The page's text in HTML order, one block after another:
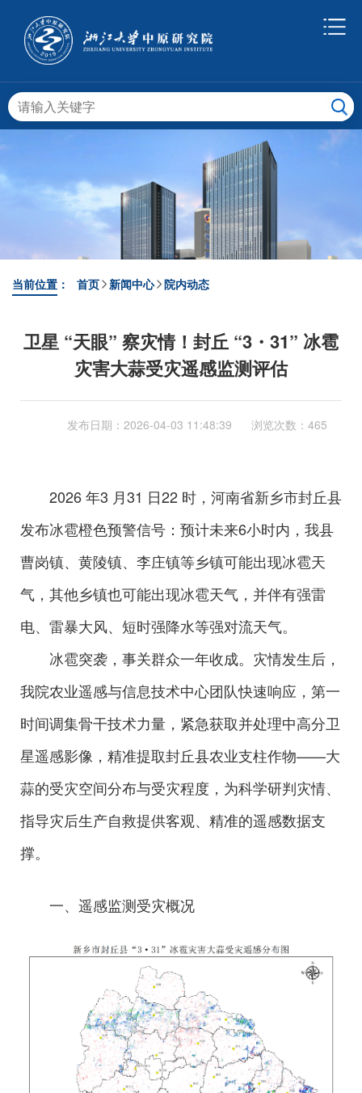
当前位置： 首页 新闻中心 院内动态
卫星 “天眼” 察灾情！封丘 “3・31” 冰雹
灾害大蒜受灾遥感监测评估
发布日期： 2026-04-03 11:48:39 浏览次数：465
2026 年3 月31 日22 时，河南省新乡市封丘县
发布冰雹橙色预警信号：预计未来6小时内，我县
曹岗镇、黄陵镇、李庄镇等乡镇可能出现冰雹天
气，其他乡镇也可能出现冰雹天气，并伴有强雷
电、雷暴大风、短时强降水等强对流天气。
冰雹突袭，事关群众一年收成。灾情发生后，
我院农业遥感与信息技术中心团队快速响应，第一
时间调集骨干技术力量，紧急获取并处理中高分卫
星遥感影像，精准提取封丘县农业支柱作物——大
蒜的受灾空间分布与受灾程度，为科学研判灾情、
指导灾后生产自救提供客观、精准的遥感数据支
撑。
一、遥感监测受灾概况